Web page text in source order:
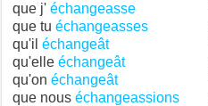
que j' échangeasse
que tu échangeasses
qu'il échangeât
qu'elle échangeât
qu'on échangeât
que nous échangeassions